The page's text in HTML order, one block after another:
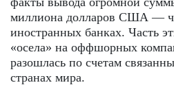
миллиона долларов США —
иностранных банках. Часть
«осела» на оффшорных
разошлась по счетам
странах мира.